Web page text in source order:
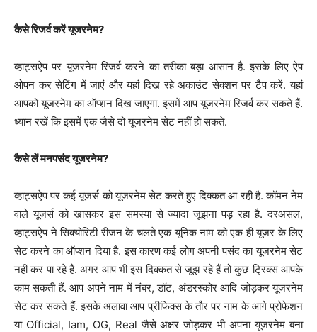
कैसे रिजर्व करें यूजरनेम?
व्हाट्सऐप पर यूजरनेम रिजर्व करने का तरीका बड़ा आसान है. इसके लिए ऐप
ओपन कर सेटिंग में जाएं और यहां दिख रहे अकाउंट सेक्शन पर टैप करें. यहां
आपको यूजरनेम का ऑप्शन दिख जाएगा. इसमें आप यूजरनेम रिजर्व कर सकते हैं.
ध्यान रखें कि इसमें एक जैसे दो यूजरनेम सेट नहीं हो सकते.
कैसे लें मनपसंद यूजरनेम?
व्हाट्सऐप पर कई यूजर्स को यूजरनेम सेट करते हुए दिक्कत आ रही है. कॉमन नेम
वाले यूजर्स को खासकर इस समस्या से ज्यादा जूझना पड़ रहा है. दरअसल,
व्हाट्सऐप ने सिक्योरिटी रीजन के चलते एक यूनिक नाम को एक ही यूजर के लिए
सेट करने का ऑप्शन दिया है. इस कारण कई लोग अपनी पसंद का यूजरनेम सेट
नहीं कर पा रहे हैं. अगर आप भी इस दिक्कत से जूझ रहे हैं तो कुछ ट्रिक्स आपके
काम सकती हैं. आप अपने नाम में नंबर, डॉट, अंडरस्कोर आदि जोड़कर यूजरनेम
सेट कर सकते हैं. इसके अलावा आप प्रीफिक्स के तौर पर नाम के आगे प्रोफेशन
या Official, Iam, OG, Real जैसे अक्षर जोड़कर भी अपना यूजरनेम बना